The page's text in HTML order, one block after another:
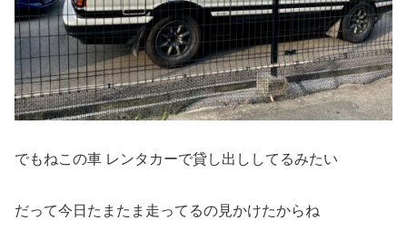
でもねこの車 レンタカーで貸し出ししてるみたい
だって今日たまたま走ってるの見かけたからね